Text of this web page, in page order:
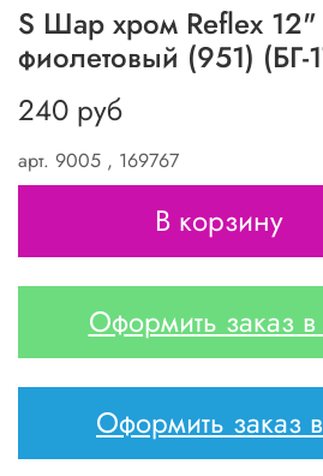
арт. 9005 , 169767
S Шар хром Reflex
фиолетовый (951) (БГ-
240 руб
В корзину
Оформить заказ
Оформить заказ